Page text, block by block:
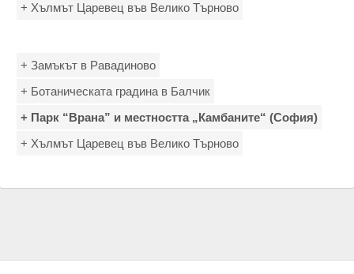
+ Хълмът Царевец във Велико Търново
+ Замъкът в Равадиново
+ Ботаническата градина в Балчик
+ Парк “Врана” и местността „Камбаните“ (София)
+ Хълмът Царевец във Велико Търново